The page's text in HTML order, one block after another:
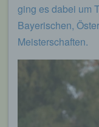
ging es dabei um
Bayerischen,
Meisterschaften.